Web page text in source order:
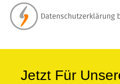
Jetzt Für